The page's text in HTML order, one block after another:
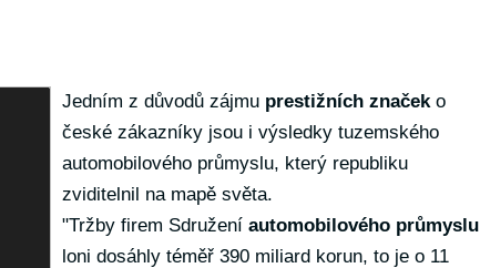
Jedním z důvodů zájmu prestižních značeko
české zákazníky jsou i výsledky tuzemského
automobilového průmyslu, který republiku
zviditelnil na mapě světa.
"Tržby firem Sdružení automobilového průmyslu
loni dosáhly téměř 390 miliard korun, to je o 11